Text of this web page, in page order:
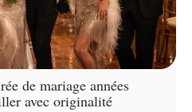
de mariage années
avec originalité